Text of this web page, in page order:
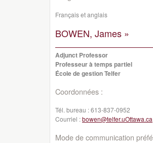
Français et anglais
BOWEN, James »
Adjunct Professor
Professeur à temps partiel
École de gestion Telfer
Coordonnées :
Tél. bureau :613-837-0952
Courriel :bowen@telfer.uOttawa.ca
Mode de communication